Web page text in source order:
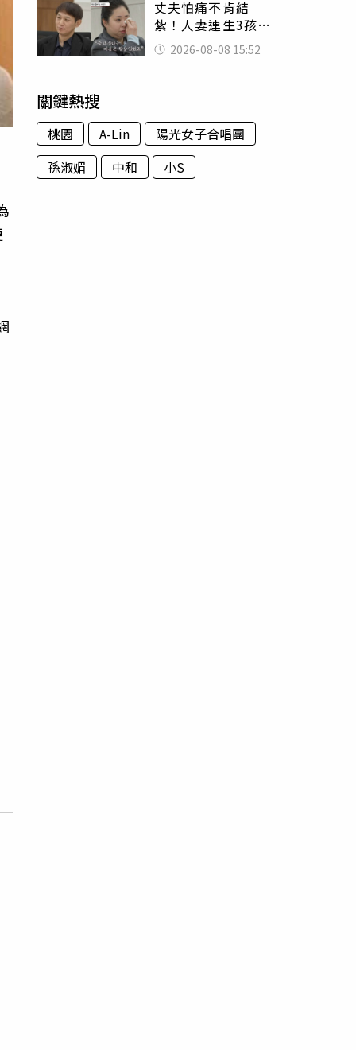
丈夫怕痛不肯結
紮！人妻連生3孩
控遭家暴淚喊：真
的好累
2026-08-08 15:52
關鍵熱搜
桃園 A-Lin
陽光女子合唱團
孫淑媚
中和 小S